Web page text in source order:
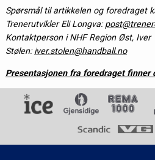
Spørsmål til artikkelen og foredraget
Trenerutvikler Eli Longva:
Kontaktperson i NHF Region Øst, Iver
Stølen: iver.stolen@handball.no
Presentasjonen fra foredraget finner